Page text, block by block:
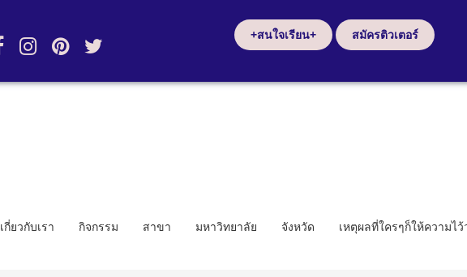
+สนใจเรียน+ สมัครติวเตอร์
เกี่ยวกับเรา กิจกรรม สาขา มหาวิทยาลัย จังหวัด เหตุผลที่ใครๆก็ให้ความไว้